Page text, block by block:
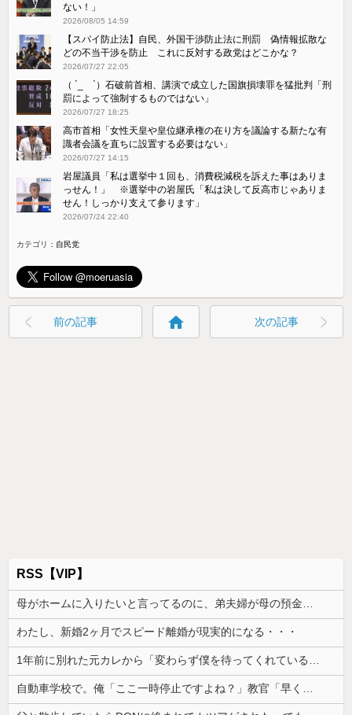
ない！」
2026/08/05 14:59
【スパイ防止法】自民、外国干渉防止法に刑罰 偽情報拡散な
どの不当干渉を防止 これに反対する政党はどこかな？
2026/07/27 22:05
（ ´_ゝ`）石破前首相、講演で成立した国旗損壊罪を猛批判「刑
罰によって強制するものではない」
2026/07/27 18:25
高市首相「女性天皇や皇位継承権の在り方を議論する新たな有
識者会議を直ちに設置する必要はない」
2026/07/27 14:15
岩屋議員「私は選挙中１回も、消費税減税を訴えた事はありま
っせん！」 ※選挙中の岩屋氏「私は決して反高市じゃありま
せん！しっかり支えて参ります」
2026/07/24 22:40
カテゴリ： 自民党
前の記事 home 次の記事
RSS【VIP】
わたし、新婚2ヶ月でスピード離婚が現実的になる・・・